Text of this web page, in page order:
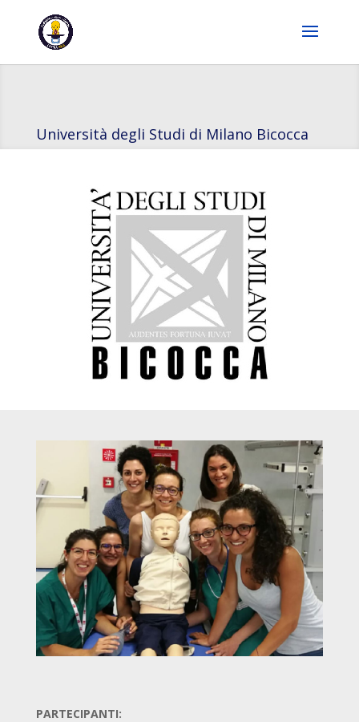
Università degli Studi di Milano Bicocca
PARTECIPANTI: